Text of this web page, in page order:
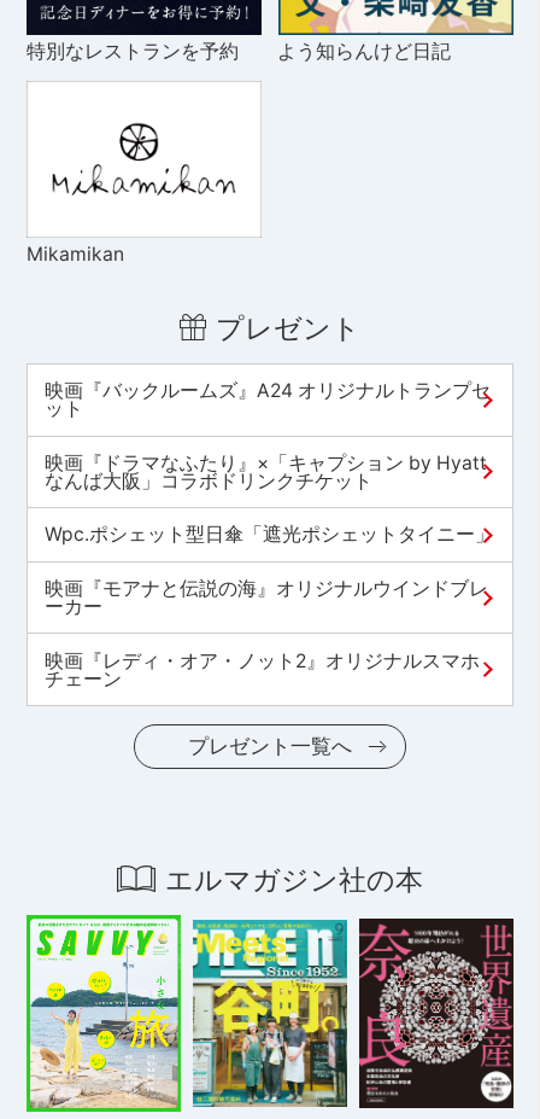
特別なレストランを予約 よう知らんけど日記
Mikamikan
プレゼント
映画『バックルームズ』A24 オリジナルトランプセ
ット
映画『ドラマなふたり』×「キャプション by Hyatt
なんば大阪」コラボドリンクチケット
Wpc.ポシェット型日傘「遮光ポシェットタイニー」
映画『モアナと伝説の海』オリジナルウインドブレ
ーカー
映画『レディ・オア・ノット2』オリジナルスマホ
チェーン
プレゼント一覧へ
エルマガジン社の本